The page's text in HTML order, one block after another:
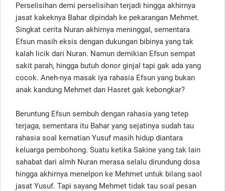
Perselisihan demi perselisihan terjadi hingga akhirnya
jasat kakeknya Bahar dipindah ke pekarangan Mehmet.
Singkat cerita Nuran akhirnya meninggal, sementara
Efsun masih eksis dengan dukungan bibinya yang tak
kalah licik dari Nuran. Namun demikian Efsun sempat
sakit parah, hingga butuh donor ginjal tapi gak ada yang
cocok. Aneh-nya masak iya rahasia Efsun yang bukan
anak kandung Mehmet dan Hasret gak kebongkar?
Beruntung Efsun sembuh dengan rahasia yang tetep
terjaga, sementara itu Bahar yang sejatinya sudah tau
rahasia soal kematian Yusuf masih hidup diantara
keluarga pembohong. Suatu ketika Sakine yang tak lain
sahabat dari almh Nuran merasa selalu dirundung dosa
hingga akhirnya menelpon ke Mehmet untuk bilang saol
jasat Yusuf. Tapi sayang Mehmet tidak tau soal pesan